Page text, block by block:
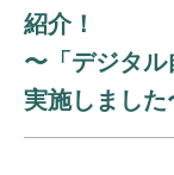
紹介！
〜「デジタ
実施しました